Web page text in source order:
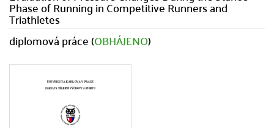
Phase of Running in Competitive Runners and
Triathletes
diplomová práce (OBHÁJENO)